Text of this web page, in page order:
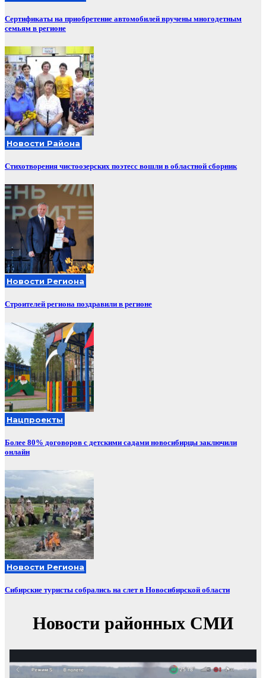
Сертификаты на приобретение автомобилей вручены многодетным
семьям в регионе
Новости Района
Стихотворения чистоозерских поэтесс вошли в областной сборник
Новости Региона
Строителей региона поздравили в регионе
Нацпроекты
Более 80% договоров с детскими садами новосибирцы заключили
онлайн
Новости Региона
Сибирские туристы собрались на слет в Новосибирской области